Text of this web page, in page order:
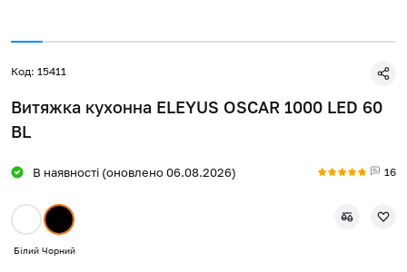
Код: 15411
Витяжка кухонна ELEYUS OSCAR 1000 LED 60
BL
В наявності (оновлено 06.08.2026) 16
Білий Чорний